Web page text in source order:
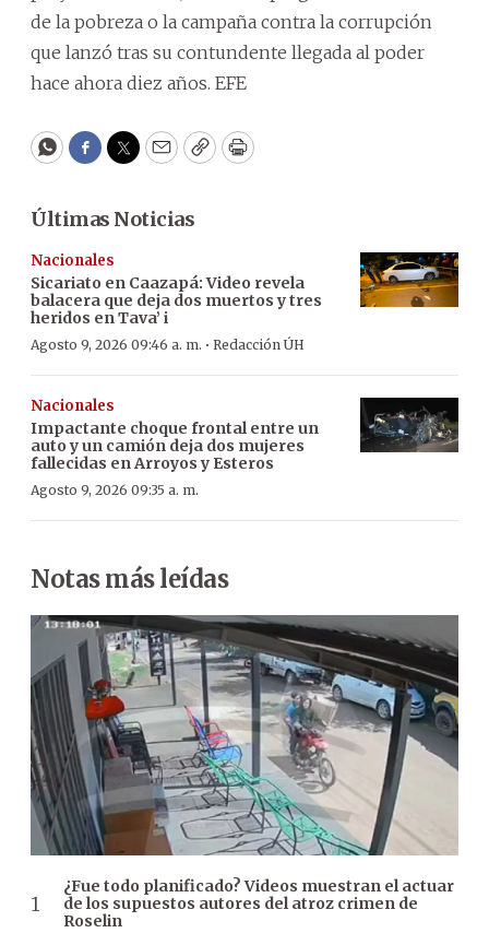
de la pobreza o la campaña contra la corrupción
que lanzó tras su contundente llegada al poder
hace ahora diez años. EFE
WhatsApp
Facebook
Twitter
EmailCopyPrint
Últimas Noticias
Nacionales
Sicariato en Caazapá: Video revela
balacera que deja dos muertos y tres
heridos en Tava’ i
Agosto 9, 2026 09:46 a. m. · Redacción ÚH
Nacionales
Impactante choque frontal entre un
auto y un camión deja dos mujeres
fallecidas en Arroyos y Esteros
Agosto 9, 2026 09:35 a. m.
Notas más leídas
¿Fue todo planificado? Videos muestran el actuar
de los supuestos autores del atroz crimen de
Roselin